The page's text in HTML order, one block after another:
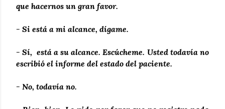
que hacernos un gran favor.
- Si está a mi alcance, dígame.
- Sí, está a su alcance. Escúcheme. Usted todavía no
escribió el informe del estado del paciente.
- No, todavía no.